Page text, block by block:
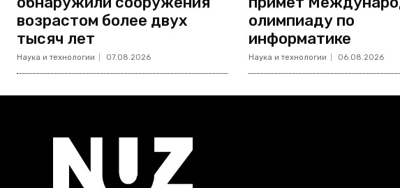
возрастом более двух
тысяч лет
Наука и технологии 07.08.2026
олимпиаду по
информатике
Наука и технологии 06.08.2026